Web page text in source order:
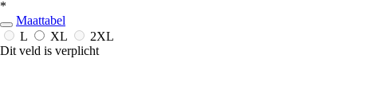
*
Maattabel
L
XL
2XL
Dit veld is verplicht